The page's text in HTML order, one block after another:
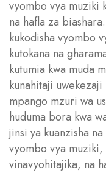
vyombo vya muziki
na hafla za
kukodisha vyombo
kutokana na
kutumia kwa muda
kunahitaji
mpango mzuri wa
huduma bora kwa
jinsi ya kuanzisha
vyombo vya
vinavyohitajika, na